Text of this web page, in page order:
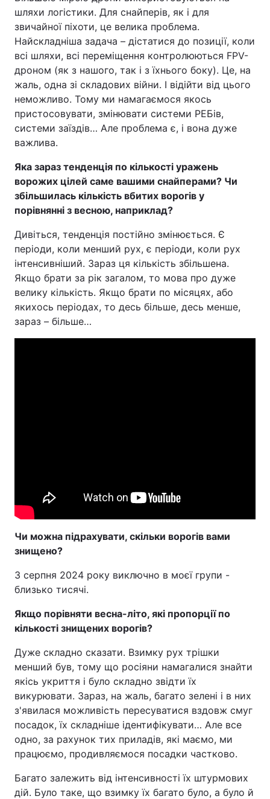
шляхи логістики. Для снайперів, як і для
звичайної піхоти, це велика проблема.
Найскладніша задача – дістатися до позиції, коли
всі шляхи, всі переміщення контролюються FPV-
дроном (як з нашого, так і з їхнього боку). Це, на
жаль, одна зі складових війни. І відійти від цього
неможливо. Тому ми намагаємося якось
пристосовувати, змінювати системи РЕБів,
системи заїздів… Але проблема є, і вона дуже
важлива.
Яка зараз тенденція по кількості уражень
ворожих цілей саме вашими снайперами? Чи
збільшилась кількість вбитих ворогів у
порівнянні з весною, наприклад?
Дивіться, тенденція постійно змінюється. Є
періоди, коли менший рух, є періоди, коли рух
інтенсивніший. Зараз ця кількість збільшена.
Якщо брати за рік загалом, то мова про дуже
велику кількість. Якщо брати по місяцях, або
якихось періодах, то десь більше, десь менше,
зараз – більше…
Чи можна підрахувати, скільки ворогів вами
знищено?
З серпня 2024 року виключно в моєї групи -
близько тисячі.
Якщо порівняти весна-літо, які пропорції по
кількості знищених ворогів?
Дуже складно сказати. Взимку рух трішки
менший був, тому що росіяни намагалися знайти
якісь укриття і було складно звідти їх
викурювати. Зараз, на жаль, багато зелені і в них
з'явилася можливість пересуватися вздовж смуг
посадок, їх складніше ідентифікувати… Але все
одно, за рахунок тих приладів, які маємо, ми
працюємо, продивляємося посадки частково.
Багато залежить від інтенсивності їх штурмових
дій. Було таке, що взимку їх багато було, а було й